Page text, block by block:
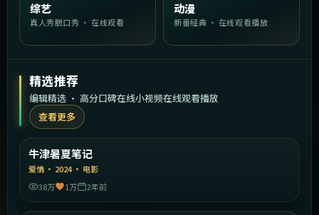
综艺
真人秀脱口秀 · 在线观看
动漫
新番经典 · 在线观看播放
精选推荐
编辑精选 · 高分口碑在线小视频在线观看播放
查看更多
精选
牛津暑夏笔记
爱情 · 2024· 电影
38万
1万 2年前